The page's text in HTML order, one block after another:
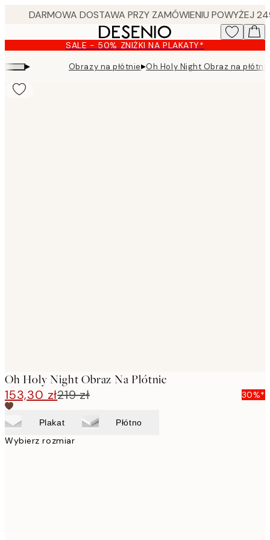
content.
SALE - 50% ZNIŻKI NA PLAKATY*
▸ Obrazy na płótnie▸Oh Holy Night Obraz na
Oh Holy Night Obraz Na Płótnie
153,30 zł219 zł 30%*
Plakat Płótno
Wybierz rozmiar